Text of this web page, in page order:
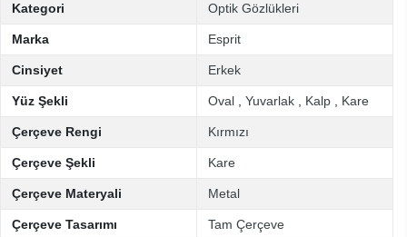
Kategori Optik Gözlükleri
Marka Esprit
Cinsiyet Erkek
Yüz Şekli Oval Yuvarlak Kalp Kare
Çerçeve Rengi Kırmızı
Çerçeve Şekli Kare
Çerçeve Materyali Metal
Çerçeve Tasarımı Tam Çerçeve